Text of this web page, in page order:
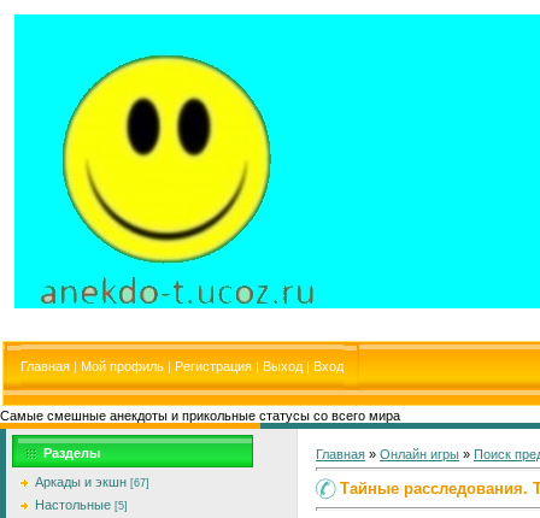
Главная | Мой профиль | Регистрация | Выход | Вход
Самые смешные анекдоты и прикольные статусы со всего мира
Разделы
Аркады и экшн [67]
Настольные [5]
Главная » Онлайн игры » Поиск
Тайные расследования.